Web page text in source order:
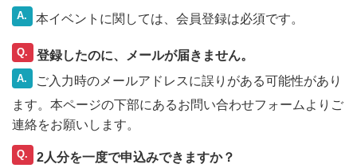
A. 本イベントに関しては、会員登録は必須です。
Q. 登録したのに、メールが届きません。
A.
ご入力時のメールアドレスに誤りがある可能性があり
ます。本ページの下部にあるお問い合わせフォームよりご
連絡をお願いします。
Q. 2人分を一度で申込みできますか？